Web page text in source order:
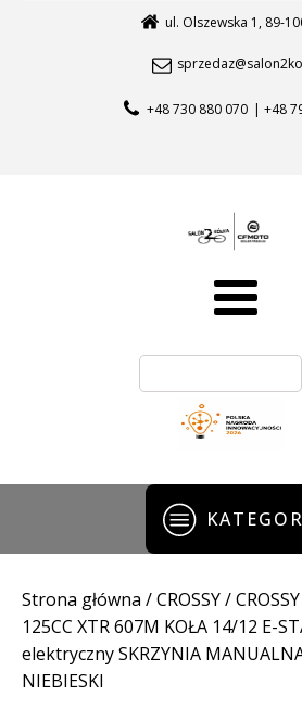
ul. Olszewska 1, 89-
+48 730 880 070 | +48
Strona główna /CROSSY/
125CC XTR 607M KOŁA 14/12 E-
elektryczny SKRZYNIA
NIEBIESKI